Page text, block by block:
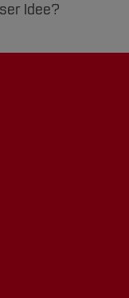
Idee?